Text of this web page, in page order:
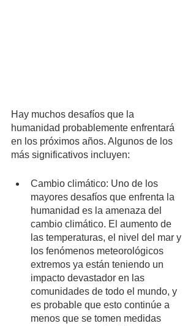
Hay muchos desafíos que la
humanidad probablemente enfrentará
en los próximos años. Algunos de los
más significativos incluyen:
Cambio climático: Uno de los
mayores desafíos que enfrenta la
humanidad es la amenaza del
cambio climático. El aumento de
las temperaturas, el nivel del mar y
los fenómenos meteorológicos
extremos ya están teniendo un
impacto devastador en las
comunidades de todo el mundo, y
es probable que esto continúe a
menos que se tomen medidas